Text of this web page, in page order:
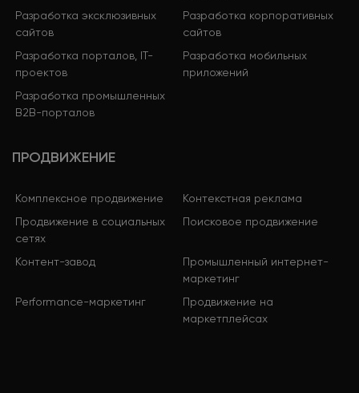
Разработка эксклюзивных
сайтов
Разработка корпоративных
сайтов
Разработка порталов, IT-
проектов
Разработка мобильных
приложений
Разработка промышленных
B2B-порталов
ПРОДВИЖЕНИЕ
Комплексное продвижение
Контекстная реклама
Продвижение в социальных
сетях
Поисковое продвижение
Контент-завод
Промышленный интернет-
маркетинг
Performance-маркетинг
Продвижение на
маркетплейсах